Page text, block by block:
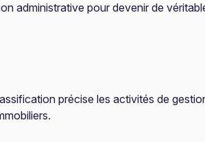
administrative pour devenir de
précise les activités de